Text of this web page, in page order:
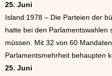
25. Juni
Island 1978 – Die Parteien der
hatte bei den Parlamentswahlen
müssen. Mit 32 von 60
Parlamentsmehrheit behaupten
25. Juni